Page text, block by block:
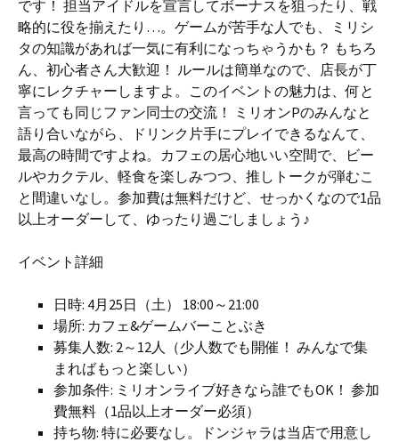
です！ 担当アイドルを宣言してボーナスを狙ったり、戦
略的に役を揃えたり…。ゲームが苦手な人でも、ミリシ
タの知識があれば一気に有利になっちゃうかも？ もちろ
ん、初心者さん大歓迎！ ルールは簡単なので、店長が丁
寧にレクチャーしますよ。このイベントの魅力は、何と
言っても同じファン同士の交流！ ミリオンPのみんなと
語り合いながら、ドリンク片手にプレイできるなんて、
最高の時間ですよね。カフェの居心地いい空間で、ビー
ルやカクテル、軽食を楽しみつつ、推しトークが弾むこ
と間違いなし。参加費は無料だけど、せっかくなので1品
以上オーダーして、ゆったり過ごしましょう♪
イベント詳細
日時: 4月25日（土） 18:00～21:00
場所: カフェ&ゲームバーことぶき
募集人数: 2～12人（少人数でも開催！ みんなで集
まればもっと楽しい）
参加条件: ミリオンライブ好きなら誰でもOK！ 参加
費無料（1品以上オーダー必須）
持ち物: 特に必要なし。ドンジャラは当店で用意し